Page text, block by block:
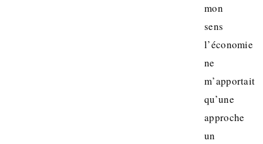
mon
sens
l’économie
ne
m’apportait
qu’une
approche
un